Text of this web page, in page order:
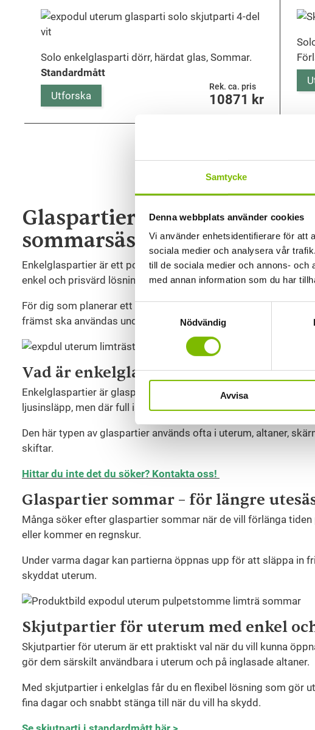
Samtycke
Denna webbplats använder cookies
Vi använder enhetsidentifierare för att
sociala medier och analysera vår
till de sociala medier och annons-
med annan information som du har
Nödvändig
Avvisa
Solo enkelglasparti dörr, härdat glas, Sommar.
Standardmått
Utforska
Rek. ca. pris
10871 kr
Glaspartier för uterum –
sommarsäsongen
Enkelglaspartier är ett populärt val för dig som vill skapa ett
enkel och prisvärd lösning som skyddar mot vind och regn,
För dig som planerar ett sommaruterum, en inglasad altan
främst ska användas under vår, sommar och tidig höst.
Vad är enkelglaspartier?
Enkelglaspartier är glaspartier som består av ett enkelt glas,
ljusinsläpp, men där full isolering inte är det viktigaste kravet.
Den här typen av glaspartier används ofta i uterum, altaner,
skiftar.
Hittar du inte det du söker? Kontakta oss!
Glaspartier sommar – för längre
Många söker efter glaspartier sommar när de vill förlänga
eller kommer en regnskur.
Under varma dagar kan partierna öppnas upp för att släppa in
skyddat uterum.
Skjutpartier för uterum med enkel
Skjutpartier för uterum är ett praktiskt val när du vill kunna
gör dem särskilt användbara i uterum och på inglasade altaner.
Med skjutpartier i enkelglas får du en flexibel lösning som gör
fina dagar och snabbt stänga till när du vill ha skydd.